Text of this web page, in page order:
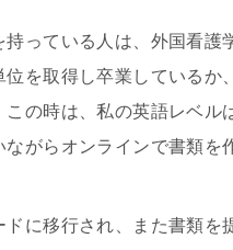
っている人は、外国看
を取得し卒業している
の時は、私の英語レベ
がらオンラインで書類を
に移行され、また書類